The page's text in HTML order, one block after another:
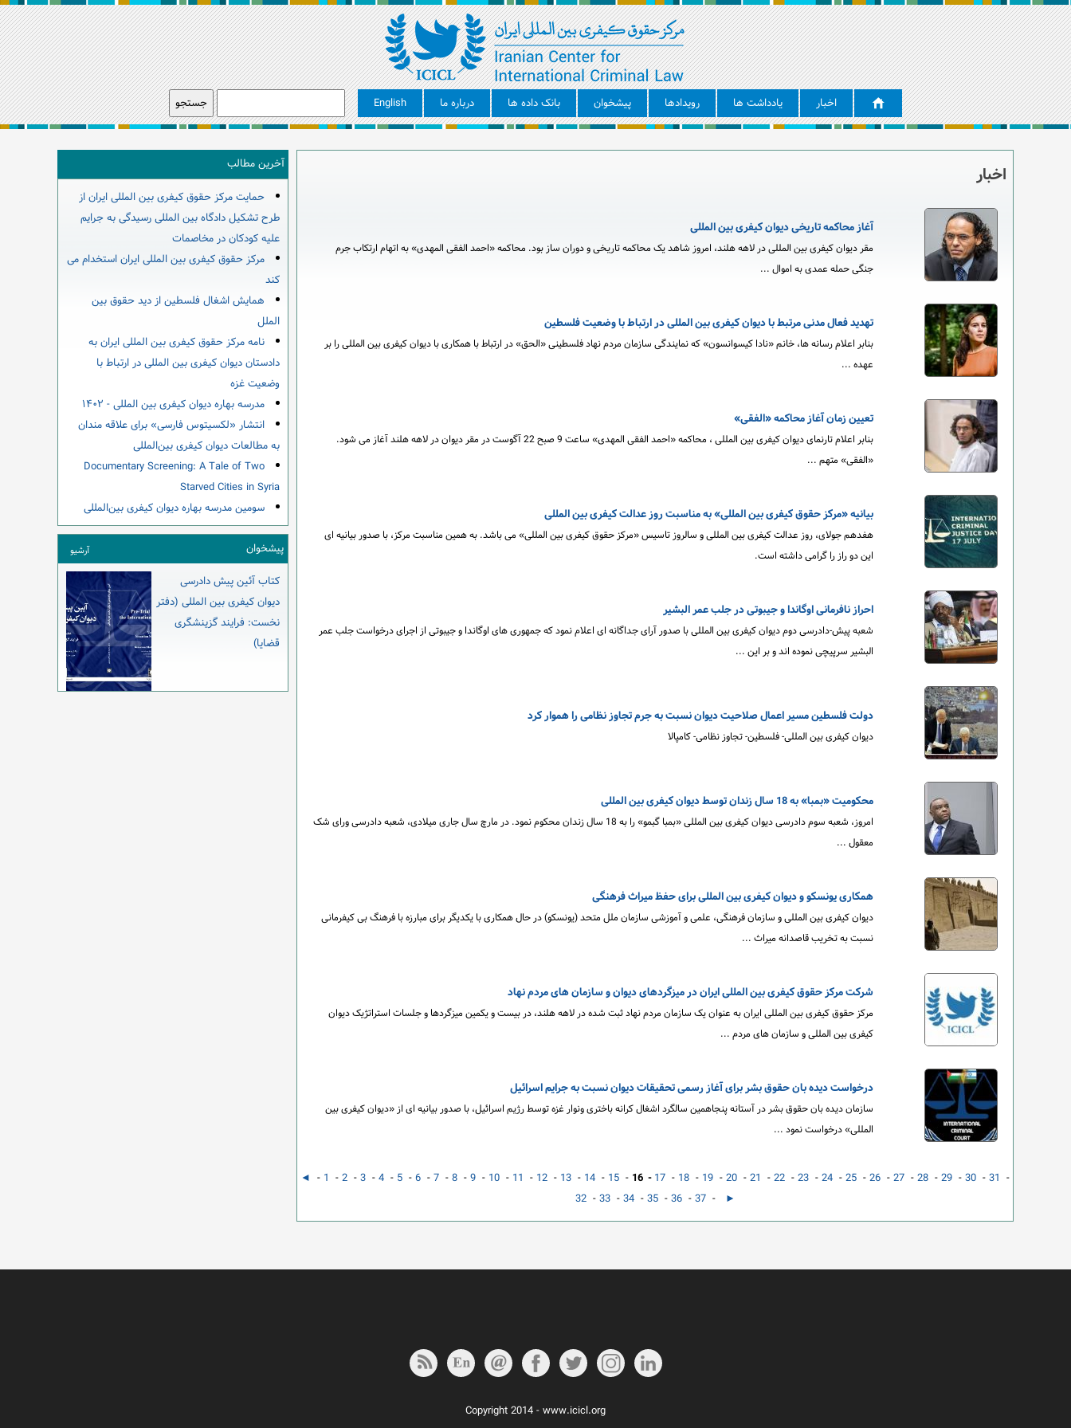
اخبار یادداشت ها رویدادها پیشخوان بانک داده ها درباره ما English
اخبار
آغاز محاکمه تاریخی دیوان کیفری بین المللی
مقر دیوان کیفری بین المللی در لاهه هلند، امروز شاهد یک محاکمه تاریخی و دوران ساز بود. محاکمه «احمد الفقی المهدی» به اتهام ارتکاب جرم
جنگی حمله عمدی به اموال ...
تهدید فعال مدنی مرتبط با دیوان کیفری بین المللی در ارتباط با وضعیت فلسطین
بنابر اعلام رسانه ها، خانم «نادا کیسوانسون» که نمایندگی سازمان مردم نهاد فلسطینی «الحق» در ارتباط با همکاری با دیوان کیفری بین المللی را بر
عهده ...
تعیین زمان آغاز محاکمه «الفقی»
بنابر اعلام تارنمای دیوان کیفری بین المللی ، محاکمه «احمد الفقی المهدی» ساعت 9 صبح 22 آگوست در مقر دیوان در لاهه هلند آغاز می شود.
«الفقی» متهم ...
بیانیه «مرکز حقوق کیفری بین المللی» به مناسبت روز عدالت کیفری بین المللی
هفدهم جولای، روز عدالت کیفری بین المللی و سالروز تاسیس «مرکز حقوق کیفری بین المللی» می باشد. به همین مناسبت مرکز، با صدور بیانیه ای
این دو راز را گرامی داشته است.
احراز نافرمانی اوگاندا و جیبوتی در جلب عمر البشیر
شعبه پیش-دادرسی دوم دیوان کیفری بین المللی با صدور آرای جداگانه ای اعلام نمود که جمهوری های اوگاندا و جیبوتی از اجرای درخواست جلب عمر
البشیر سرپیچی نموده اند و بر این ...
دولت فلسطین مسیر اعمال صلاحیت دیوان نسبت به جرم تجاوز نظامی را هموار کرد
دیوان کیفری بین المللی- فلسطین- تجاوز نظامی- کامپالا
محکومیت «بمبا» به 18 سال زندان توسط دیوان کیفری بین المللی
امروز، شعبه سوم دادرسی دیوان کیفری بین المللی «بمبا گبمو» را به 18 سال زندان محکوم نمود. در مارچ سال جاری میلادی، شعبه دادرسی ورای شک
معقول ...
همکاری یونسکو و دیوان کیفری بین المللی برای حفظ میراث فرهنگی
دیوان کیفری بین المللی و سازمان فرهنگی، علمی و آموزشی سازمان ملل متحد (یونسکو) در حال همکاری با یکدیگر برای مبارزه با فرهنگ بی کیفرمانی
نسبت به تخریب قاصدانه میراث ...
شرکت مرکز حقوق کیفری بین المللی ایران در میزگردهای دیوان و سازمان های مردم نهاد
مرکز حقوق کیفری بین المللی ایران به عنوان یک سازمان مردم نهاد ثبت شده در لاهه هلند، در بیست و یکمین میزگردها و جلسات استراتژیک دیوان
کیفری بین المللی و سازمان های مردم ...
درخواست دیده بان حقوق بشر برای آغاز رسمی تحقیقات دیوان نسبت به جرایم اسرائیل
سازمان دیده بان حقوق بشر در آستانه پنجاهمین سالگرد اشغال کرانه باختری ونوار غزه توسط رژیم اسرائیل، با صدور بیانیه ای از «دیوان کیفری بین
المللی» درخواست نمود ...
◄ - 1 -2 -3 -4 - 5 -6 -7 -8 -9 - 10 - 11 - 12 - 13 - 14 - 15 - 16 -17 - 18 - 19 -20 -21 -22 -23 -24 -25 -26 -27 -28 -29 -30 -31 -
32-33-34-35-36-37- ►
آخرین مطالب
حمایت مرکز حقوق کیفری بین المللی ایران از
طرح تشکیل دادگاه بین المللی رسیدگی به جرایم
علیه کودکان در مخاصمات
مرکز حقوق کیفری بین المللی ایران استخدام می
کند
همایش اشغال فلسطین از دید حقوق بین
الملل
نامه مرکز حقوق کیفری بین المللی ایران به
دادستان دیوان کیفری بین المللی در ارتباط با
وضعیت غزه
مدرسه بهاره دیوان کیفری بین المللی - ۱۴۰۲
انتشار «لکسیتوس فارسی» برای علاقه مندان
به مطالعات دیوان کیفری بین‌المللی
Documentary Screening: A Tale of Two
Starved Cities in Syria
سومین مدرسه بهاره دیوان کیفری بین‌المللی
پیشخوان آرشیو
کتاب آئین پیش دادرسی
دیوان کیفری بین المللی (دفتر
نخست: فرایند گزینشگری
قضایا)
Copyright 2014 - www.icicl.org